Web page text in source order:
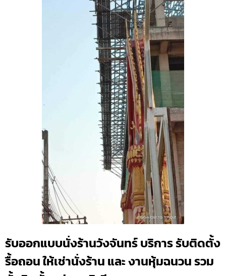
รับออกแบบนั่งร้านวังจันทร์ บริการ รับติดตั้ง
รื้อถอน ให้เช่านั่งร้าน และ งานหุ้มฉนวน รวม